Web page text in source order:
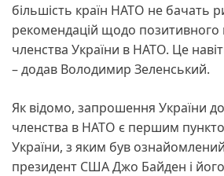
більшість країн НАТО не бачать
рекомендацій щодо позитивного
членства України в НАТО. Це
– додав Володимир Зеленський.
Як відомо, запрошення України
членства в НАТО є першим
України, з яким був
президент США Джо Байден і